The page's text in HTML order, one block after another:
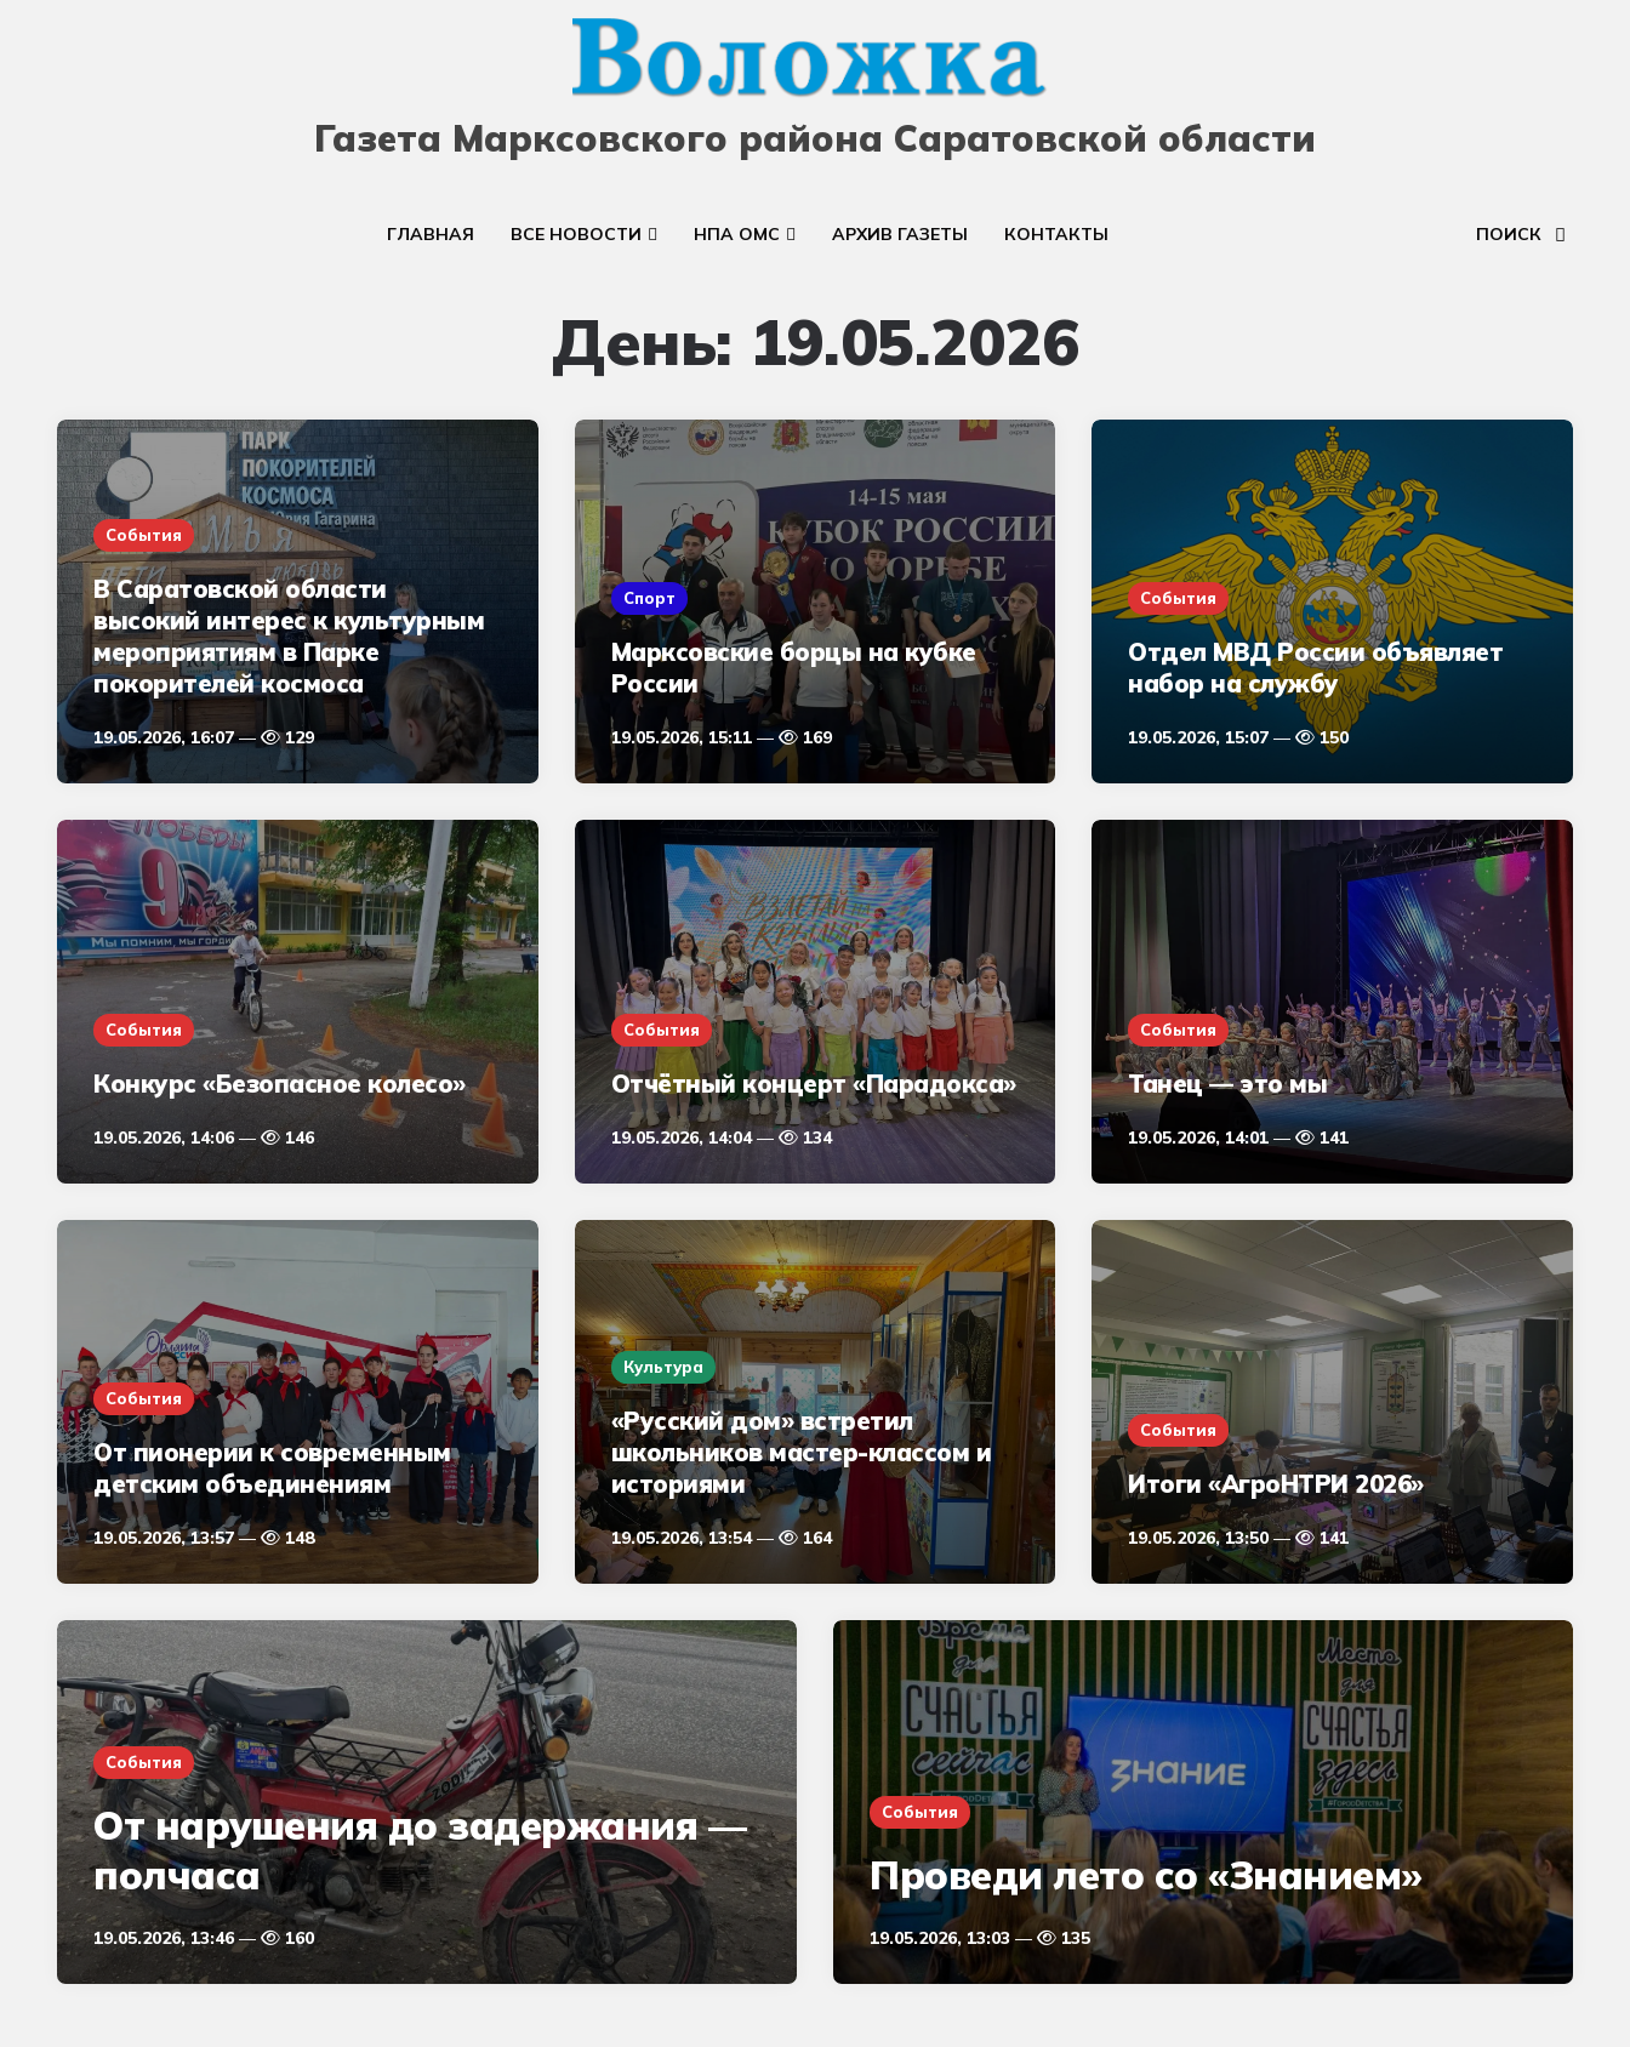
Газета Марксовского района Саратовской области
ГЛАВНАЯ ВСЕ НОВОСТИ НПА ОМС АРХИВ ГАЗЕТЫ КОНТАКТЫ ПОИСК
День: 19.05.2026
События
В Саратовской области
высокий интерес к культурным
мероприятиям в Парке
покорителей космоса
19.05.2026, 16:07 129
Спорт
Марксовские борцы на кубке
России
19.05.2026, 15:11 169
События
Отдел МВД России объявляет
набор на службу
19.05.2026, 15:07 150
События
Конкурс «Безопасное колесо»
19.05.2026, 14:06 146
События
Отчётный концерт «Парадокса»
19.05.2026, 14:04 134
События
Танец — это мы
19.05.2026, 14:01 141
События
От пионерии к современным
детским объединениям
19.05.2026, 13:57 148
Культура
«Русский дом» встретил
школьников мастер-классом и
историями
19.05.2026, 13:54 164
События
Итоги «АгроНТРИ 2026»
19.05.2026, 13:50 141
События
От нарушения до задержания —
полчаса
19.05.2026, 13:46 160
События
Проведи лето со «Знанием»
19.05.2026, 13:03 135